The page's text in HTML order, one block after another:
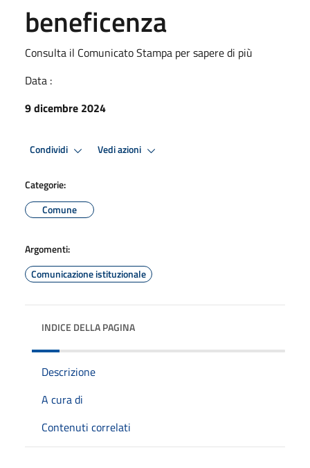
beneficenza
Consulta il Comunicato Stampa per sapere di più
Data :
9 dicembre 2024
Condividi Vedi azioni
Categorie:
Comune
Argomenti:
Comunicazione istituzionale
INDICE DELLA PAGINA
Descrizione
A cura di
Contenuti correlati